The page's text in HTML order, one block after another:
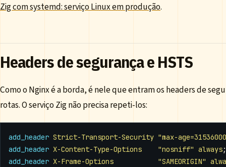
Zig com systemd: serviço Linux em produção.
Headers de segurança e HSTS
Como o Nginx é a borda, é nele que entram os headers de
rotas. O serviço Zig não precisa repeti-los:
add_header Strict-Transport-Security "max-age=31536000
add_header X-Content-Type-Options "nosniff" always;
add_header X-Frame-Options "SAMEORIGIN"